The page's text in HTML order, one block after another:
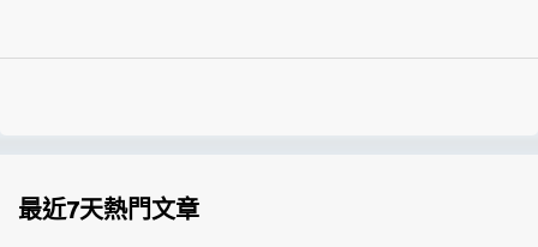
最近7天熱門文章